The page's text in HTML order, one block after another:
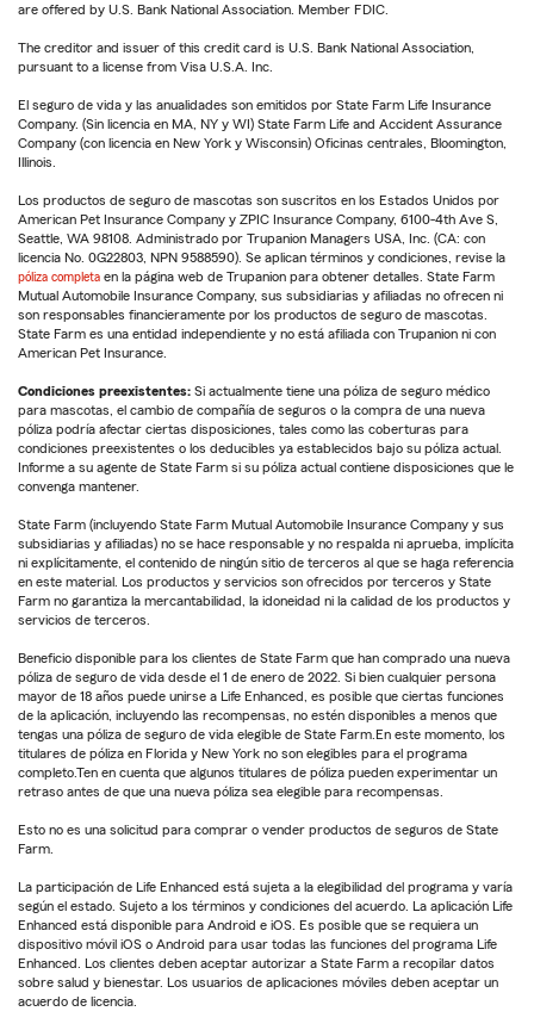
are offered by U.S. Bank National Association. Member FDIC.
The creditor and issuer of this credit card is U.S. Bank National Association,
pursuant to a license from Visa U.S.A. Inc.
El seguro de vida y las anualidades son emitidos por State Farm Life Insurance
Company. (Sin licencia en MA, NY y WI) State Farm Life and Accident Assurance
Company (con licencia en New York y Wisconsin) Oficinas centrales, Bloomington,
Illinois.
Los productos de seguro de mascotas son suscritos en los Estados Unidos por
American Pet Insurance Company y ZPIC Insurance Company, 6100-4th Ave S,
Seattle, WA 98108. Administrado por Trupanion Managers USA, Inc. (CA: con
licencia No. 0G22803, NPN 9588590). Se aplican términos y condiciones, revise la
póliza completa en la página web de Trupanion para obtener detalles. State Farm
Mutual Automobile Insurance Company, sus subsidiarias y afiliadas no ofrecen ni
son responsables financieramente por los productos de seguro de mascotas.
State Farm es una entidad independiente y no está afiliada con Trupanion ni con
American Pet Insurance.
Condiciones preexistentes: Si actualmente tiene una póliza de seguro médico
para mascotas, el cambio de compañía de seguros o la compra de una nueva
póliza podría afectar ciertas disposiciones, tales como las coberturas para
condiciones preexistentes o los deducibles ya establecidos bajo su póliza actual.
Informe a su agente de State Farm si su póliza actual contiene disposiciones que le
convenga mantener.
State Farm (incluyendo State Farm Mutual Automobile Insurance Company y sus
subsidiarias y afiliadas) no se hace responsable y no respalda ni aprueba, implícita
ni explícitamente, el contenido de ningún sitio de terceros al que se haga referencia
en este material. Los productos y servicios son ofrecidos por terceros y State
Farm no garantiza la mercantabilidad, la idoneidad ni la calidad de los productos y
servicios de terceros.
Beneficio disponible para los clientes de State Farm que han comprado una nueva
póliza de seguro de vida desde el 1 de enero de 2022. Si bien cualquier persona
mayor de 18 años puede unirse a Life Enhanced, es posible que ciertas funciones
de la aplicación, incluyendo las recompensas, no estén disponibles a menos que
tengas una póliza de seguro de vida elegible de State Farm.En este momento, los
titulares de póliza en Florida y New York no son elegibles para el programa
completo.Ten en cuenta que algunos titulares de póliza pueden experimentar un
retraso antes de que una nueva póliza sea elegible para recompensas.
Esto no es una solicitud para comprar o vender productos de seguros de State
Farm.
La participación de Life Enhanced está sujeta a la elegibilidad del programa y varía
según el estado. Sujeto a los términos y condiciones del acuerdo. La aplicación Life
Enhanced está disponible para Android e iOS. Es posible que se requiera un
dispositivo móvil iOS o Android para usar todas las funciones del programa Life
Enhanced. Los clientes deben aceptar autorizar a State Farm a recopilar datos
sobre salud y bienestar. Los usuarios de aplicaciones móviles deben aceptar un
acuerdo de licencia.